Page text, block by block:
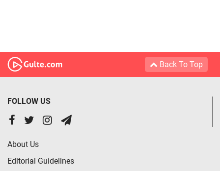
Back To Top
FOLLOW US
About Us
Editorial Guidelines